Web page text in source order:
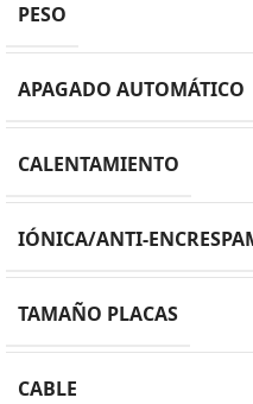
PESO
APAGADO AUTOMÁTICO
CALENTAMIENTO
IÓNICA/ANTI-
TAMAÑO PLACAS
CABLE